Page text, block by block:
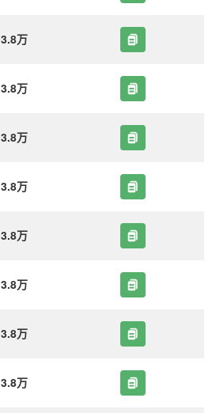
3.8万
3.8万
3.8万
3.8万
3.8万
3.8万
3.8万
3.8万